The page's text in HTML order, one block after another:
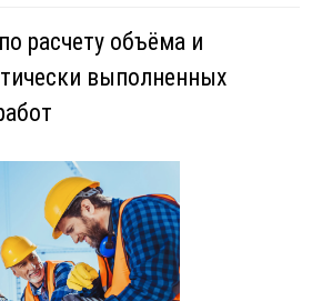
расчету объёма и
выполненных